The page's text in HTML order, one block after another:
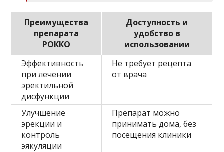
Преимущества
препарата
РОККО
Доступность и
удобство в
использовании
Эффективность
при лечении
эректильной
дисфункции
Не требует рецепта
от врача
Улучшение
эрекции и
контроль
эякуляции
Препарат можно
принимать дома, без
посещения клиники